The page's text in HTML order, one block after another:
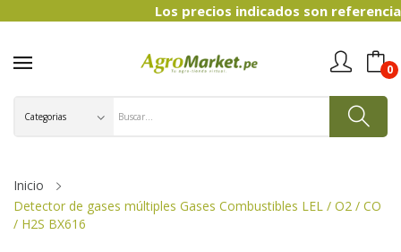
Los precios indicados son
0
Inicio
Detector de gases múltiples Gases Combustibles LEL / O2 / CO
/ H2S BX616